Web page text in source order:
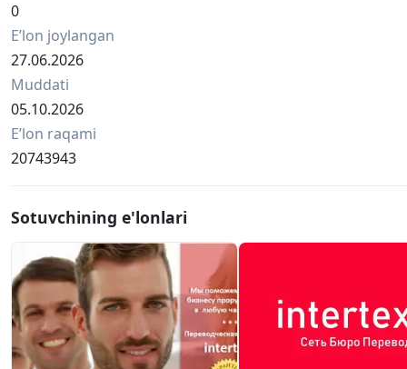
0
Eʼlon joylangan
27.06.2026
Muddati
05.10.2026
Eʼlon raqami
20743943
Sotuvchining e'lonlari